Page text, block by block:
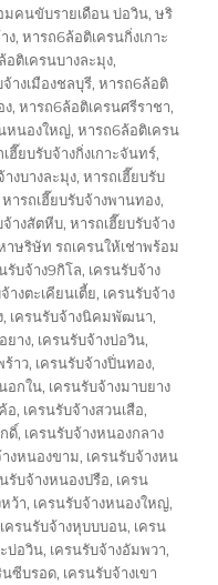
มคนขับรายเดือน บ่อวิน,ษริ
ง,หารถ6ล้อติเครนกิ่งเกาะ
อติเครนบางละมุง,
างเมืองชลบุรี,หารถ6ล้อติ
ง,หารถ6ล้อติเครนศรีราชา,
หนองใหญ่,หารถ6ล้อติเครน
ฮี๊ยบรับจ้างกิ่งเกาะจันทร์,
งบางละมุง,หารถเฮี๊ยบรับ
หารถเฮี๊ยบรับจ้างพานทอง,
จ้างสัตหีบ,หารถเฮี๊ยบรับจ้าง
าษริษัท รถเครนให้เช่าพร้อม
รับจ้าง9กิโล, เครนรับจ้าง
างตะเคียนเตี้ย, เครนรับจ้าง
, เครนรับจ้างนิคมพัฒนา,
ยาง, เครนรับจ้างบ่อวิน,
ร้าว, เครนรับจ้างปิ่นทอง,
อกใน, เครนรับจ้างมาบยาง
อ, เครนรับจ้างสวนเสือ,
ดิ์, เครนรับจ้างหนองกลาง
งหนองขาม, เครนรับจ้างหน
รับจ้างหนองปรือ, เครน
ว้า, เครนรับจ้างหนองใหญ่,
เครนรับจ้างหุบบบอน, เครน
บ่อวิน, เครนรับจ้างอัมพวา,
นซีบรอด, เครนรับจ้างเขา